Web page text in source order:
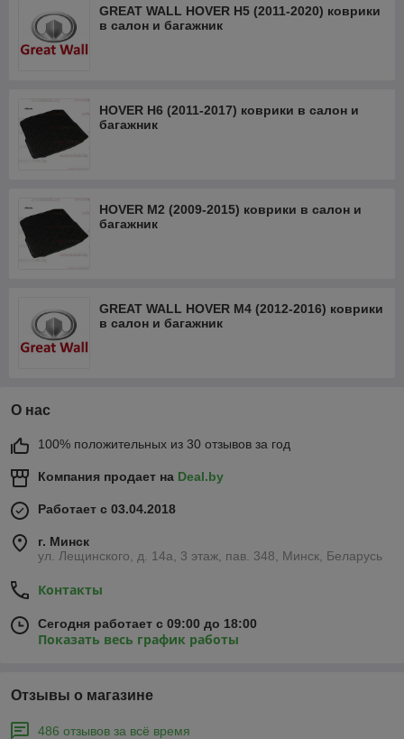
GREAT WALL HOVER H5 (2011-2020) коврики
в салон и багажник
HOVER H6 (2011-2017) коврики в салон и
багажник
HOVER M2 (2009-2015) коврики в салон и
багажник
GREAT WALL HOVER M4 (2012-2016) коврики
в салон и багажник
О нас
100% положительных из 30 отзывов за год
Компания продает на Deal.by
Работает с 03.04.2018
г. Минск
ул. Лещинского, д. 14а, 3 этаж, пав. 348, Минск, Беларусь
Контакты
Сегодня работает с 09:00 до 18:00
Показать весь график работы
Отзывы о магазине
486 отзывов за всё время